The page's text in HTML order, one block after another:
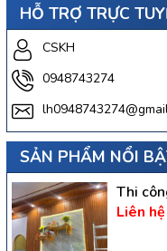
HỖ TRỢ TRỰC
CSKH
0948743274
SẢN PHẨM NỔI
Thi
Liên hệ